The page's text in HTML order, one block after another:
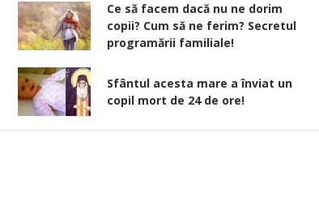
Ce să facem dacă nu ne dorim
copii? Cum să ne ferim? Secretul
programării familiale!
Sfântul acesta mare a înviat un
copil mort de 24 de ore!